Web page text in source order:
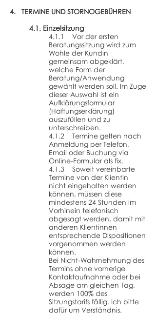
4. TERMINE UND STORNOGEBÜHREN
4.1. Einzelsitzung
4.1.1 Vor der ersten
Beratungssitzung wird zum
Wohle der Kundin
gemeinsam abgeklärt,
welche Form der
Beratung/Anwendung
gewählt werden soll. Im Zuge
dieser Auswahl ist ein
Aufklärungsformular
(Haftungserklärung)
auszufüllen und zu
unterschreiben.
4.1.2 Termine gelten nach
Anmeldung per Telefon,
Email oder Buchung via
Online-Formular als fix.
4.1.3 Soweit vereinbarte
Termine von der Klientin
nicht eingehalten werden
können, müssen diese
mindestens 24 Stunden im
Vorhinein telefonisch
abgesagt werden, damit mit
anderen Klientinnen
entsprechende Dispositionen
vorgenommen werden
können.
Bei Nicht-Wahrnehmung des
Termins ohne vorherige
Kontaktaufnahme oder bei
Absage am gleichen Tag,
werden 100% des
Sitzungstarifs fällig. Ich bitte
dafür um Verständnis.